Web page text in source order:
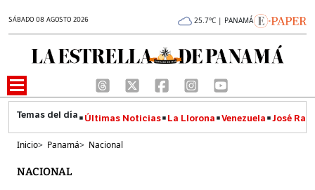
SÁBADO 08 AGOSTO 2026 25.7°C | PANAMÁ
Últimas Noticias La Llorona Venezuela José
Inicio> Panamá> Nacional
NACIONAL